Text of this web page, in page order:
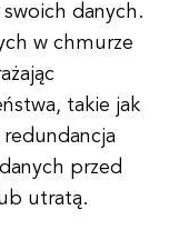
danych.
w chmurze
takie jak
przed
utratą.